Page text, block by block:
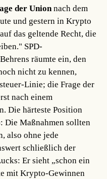
der Unionnach dem
und gestern in Krypto
das geltende Recht, die
SPD-
räumte ein, den
nicht zu kennen,
Linie; die Frage der
nach einem
Die härteste Position
Die Maßnahmen sollten
also ohne jede
schließlich der
Er sieht „schon ein
mit Krypto-Gewinnen